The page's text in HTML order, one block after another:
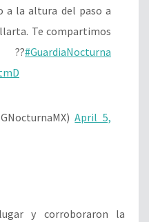
a la altura del paso a
Te compartimos
??#GuardiaNocturna
April 5,
y corroboraron la